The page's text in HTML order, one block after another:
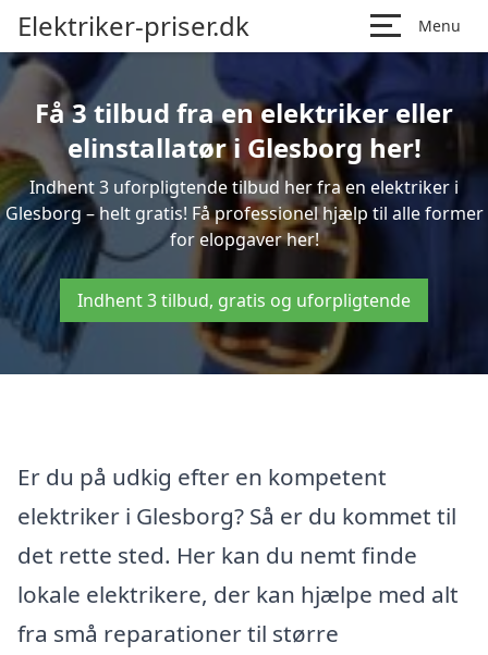
Elektriker-priser.dk Menu
Få 3 tilbud fra en elektriker eller
elinstallatør i Glesborg her!
Indhent 3 uforpligtende tilbud her fra en elektriker i
Glesborg – helt gratis! Få professionel hjælp til alle former
for elopgaver her!
Indhent 3 tilbud, gratis og uforpligtende
Er du på udkig efter en kompetent
elektriker i Glesborg? Så er du kommet til
det rette sted. Her kan du nemt finde
lokale elektrikere, der kan hjælpe med alt
fra små reparationer til større